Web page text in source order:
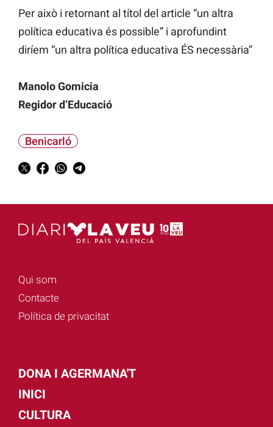
Per això i retornant al títol del article “un altra
política educativa és possible” i aprofundint
diríem “un altra política educativa ÉS necessària”
Manolo Gomicia
Regidor d’Educació
Benicarló
Qui som
Contacte
Política de privacitat
DONA I AGERMANA'T
INICI
CULTURA